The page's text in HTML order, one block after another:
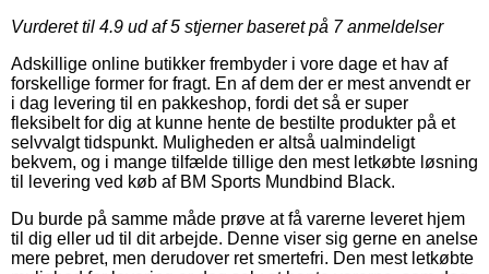
Vurderet til 4.9 ud af 5 stjerner baseret på 7anmeldelser
Adskillige online butikker frembyder i vore dage et hav af
forskellige former for fragt. En af dem der er mest anvendt er
i dag levering til en pakkeshop, fordi det så er super
fleksibelt for dig at kunne hente de bestilte produkter på et
selvvalgt tidspunkt. Muligheden er altså ualmindeligt
bekvem, og i mange tilfælde tillige den mest letkøbte løsning
til levering ved køb af BM Sports Mundbind Black.
Du burde på samme måde prøve at få varerne leveret hjem
til dig eller ud til dit arbejde. Denne viser sig gerne en anelse
mere pebret, men derudover ret smertefri. Den mest letkøbte